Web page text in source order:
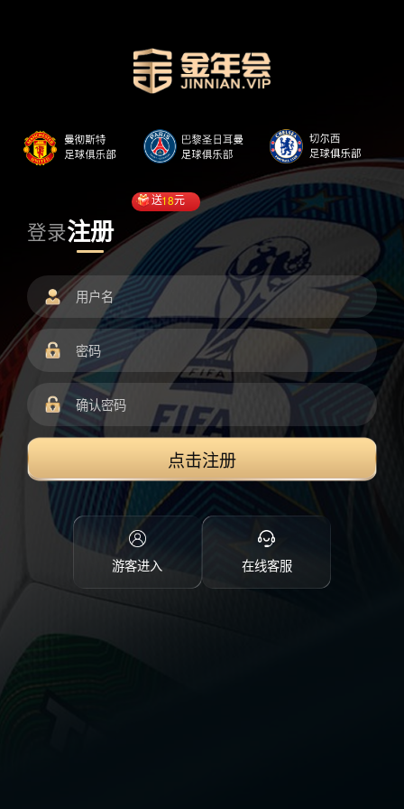
登录注册
送18元
点击注册
游客进入 在线客服